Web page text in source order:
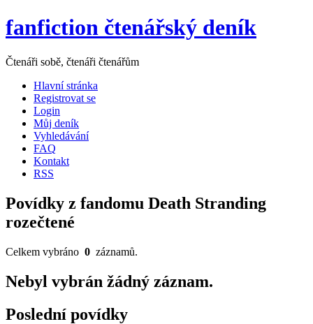
fanfiction čtenářský deník
Čtenáři sobě, čtenáři čtenářům
Hlavní stránka
Registrovat se
Login
Můj deník
Vyhledávání
FAQ
Kontakt
RSS
Povídky z fandomu Death Stranding
rozečtené
Celkem vybráno 0 záznamů.
Nebyl vybrán žádný záznam.
Poslední povídky